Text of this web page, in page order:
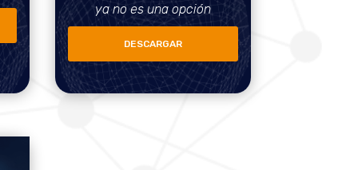
ya no es una opción
DESCARGAR